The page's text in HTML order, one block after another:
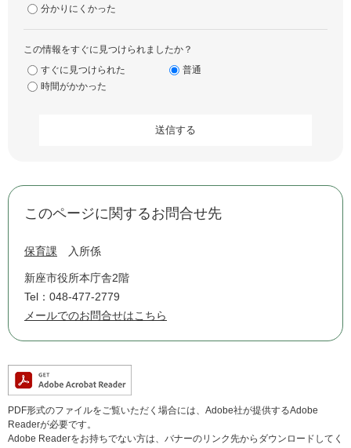
分かりにくかった
この情報をすぐに見つけられましたか？
すぐに見つけられた
普通
時間がかかった
このページに関するお問合せ先
保育課 入所係
新座市役所本庁舎2階
Tel：048-477-2779
メールでのお問合せはこちら
PDF形式のファイルをご覧いただく場合には、Adobe社が提供するAdobe
Readerが必要です。
Adobe Readerをお持ちでない方は、バナーのリンク先からダウンロードしてく